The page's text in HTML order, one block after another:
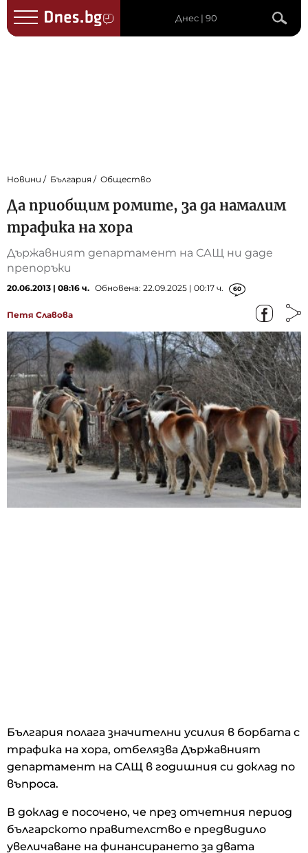
Днес | 90
Новини България Общество
Да приобщим ромите, за да намалим
трафика на хора
Държавният департамент на САЩ ни даде
препоръки
20.06.2013 | 08:16 ч. Обновена: 22.09.2025 | 00:17 ч. 60
Петя Славова
България полага значителни усилия в борбата с
трафика на хора, отбелязва Държавният
департамент на САЩ в годишния си доклад по
въпроса.
В доклад е посочено, че през отчетния период
българското правителство е предвидило
увеличаване на финансирането за двата